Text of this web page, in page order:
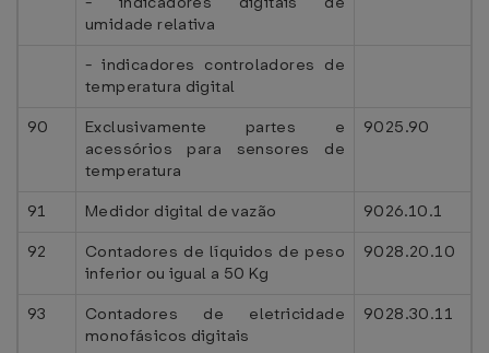
umidade relativa
- indicadores controladores de
temperatura digital
90
Exclusivamente partes e
acessórios para sensores de
temperatura
9025.90
91 Medidor digital de vazão
9026.10.1
92
Contadores de líquidos de peso
inferior ou igual a 50 Kg
9028.20.10
93
Contadores de eletricidade
monofásicos digitais
9028.30.11